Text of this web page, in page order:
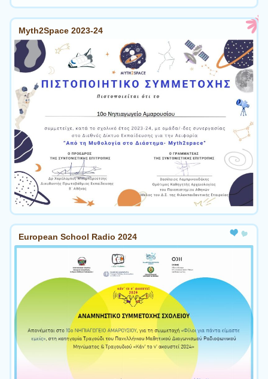
Myth2Space 2023-24
European School Radio 2024